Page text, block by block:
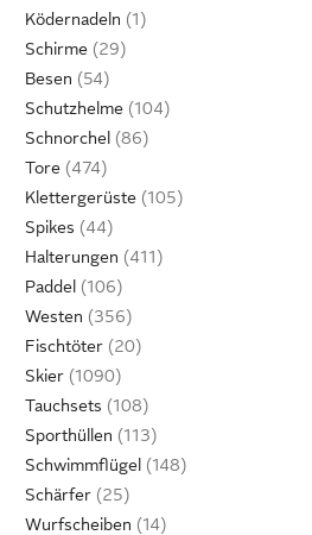
Ködernadeln
Schirme
Besen
Schutzhelme
Schnorchel
Tore
Klettergerüste
Spikes
Halterungen
Paddel
Westen
Fischtöter
Skier
Tauchsets
Sporthüllen
Schwimmflügel
Schärfer
Wurfscheiben